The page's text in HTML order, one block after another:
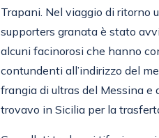
Trapani. Nel viaggio di ritorno
supporters granata è stato
alcuni facinorosi che hanno
contundenti all’indirizzo del
frangia di ultras del Messina e
trovavo in Sicilia per la